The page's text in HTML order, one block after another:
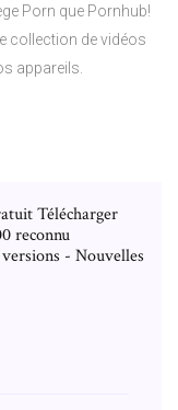
Porn que Pornhub!
collection de vidéos
appareils.
Télécharger
reconnu
- Nouvelles